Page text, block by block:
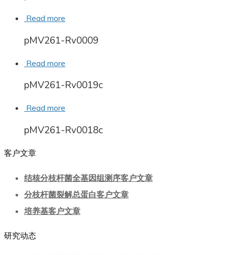
Read more
pMV261-Rv0009
Read more
pMV261-Rv0019c
Read more
pMV261-Rv0018c
客户文章
结核分枝杆菌全基因组测序客户文章
分枝杆菌裂解总蛋白客户文章
培养基客户文章
研究动态